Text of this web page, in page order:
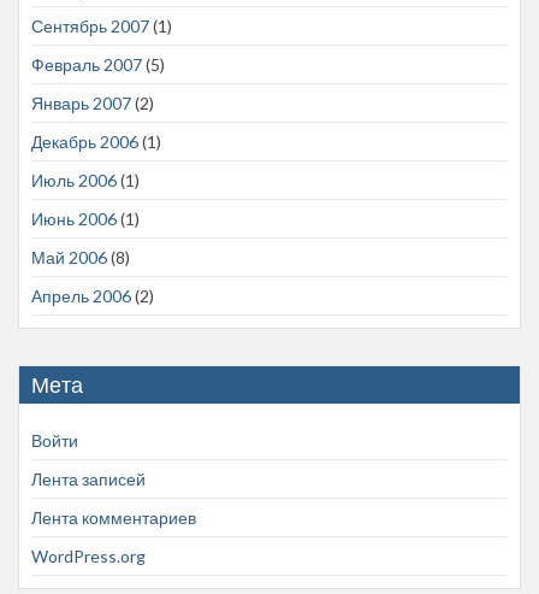
Сентябрь 2007(1)
Февраль 2007(5)
Январь 2007(2)
Декабрь 2006(1)
Июль 2006(1)
Июнь 2006(1)
Май 2006(8)
Апрель 2006(2)
Мета
Войти
Лента записей
Лента комментариев
WordPress.org